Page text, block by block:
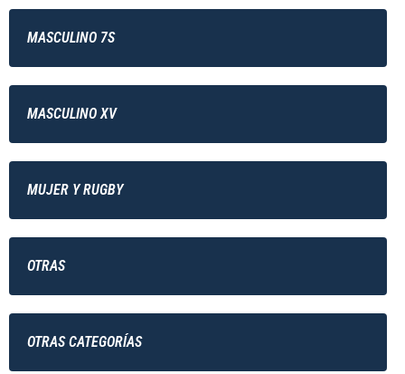
MASCULINO 7S
MASCULINO XV
MUJER Y RUGBY
OTRAS
OTRAS CATEGORÍAS